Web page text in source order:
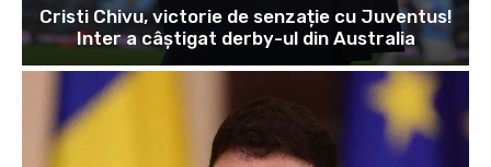
Cristi Chivu, victorie de senzație cu Juventus!
Inter a câștigat derby-ul din Australia